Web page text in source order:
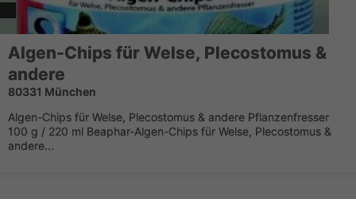
Algen-Chips für Welse, Plecostomus &
andere
80331 München
Algen-Chips für Welse, Plecostomus & andere Pflanzenfresser
100 g / 220 ml Beaphar-Algen-Chips für Welse, Plecostomus &
andere...